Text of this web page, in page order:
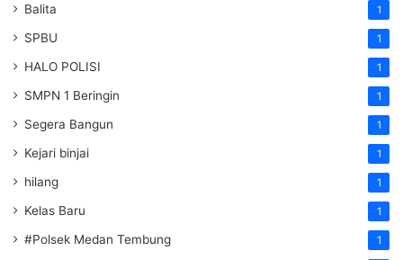
Balita 1
SPBU 1
HALO POLISI 1
SMPN 1 Beringin 1
Segera Bangun 1
Kejari binjai 1
hilang 1
Kelas Baru 1
#Polsek Medan Tembung 1